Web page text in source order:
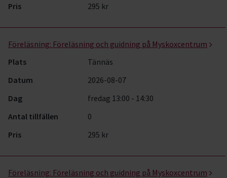
Pris
295 kr
Föreläsning: Föreläsning och guidning på Myskoxcentrum
Plats
Tännäs
Datum
2026-08-07
Dag
fredag 13:00 - 14:30
Antal tillfällen
0
Pris
295 kr
Föreläsning: Föreläsning och guidning på Myskoxcentrum